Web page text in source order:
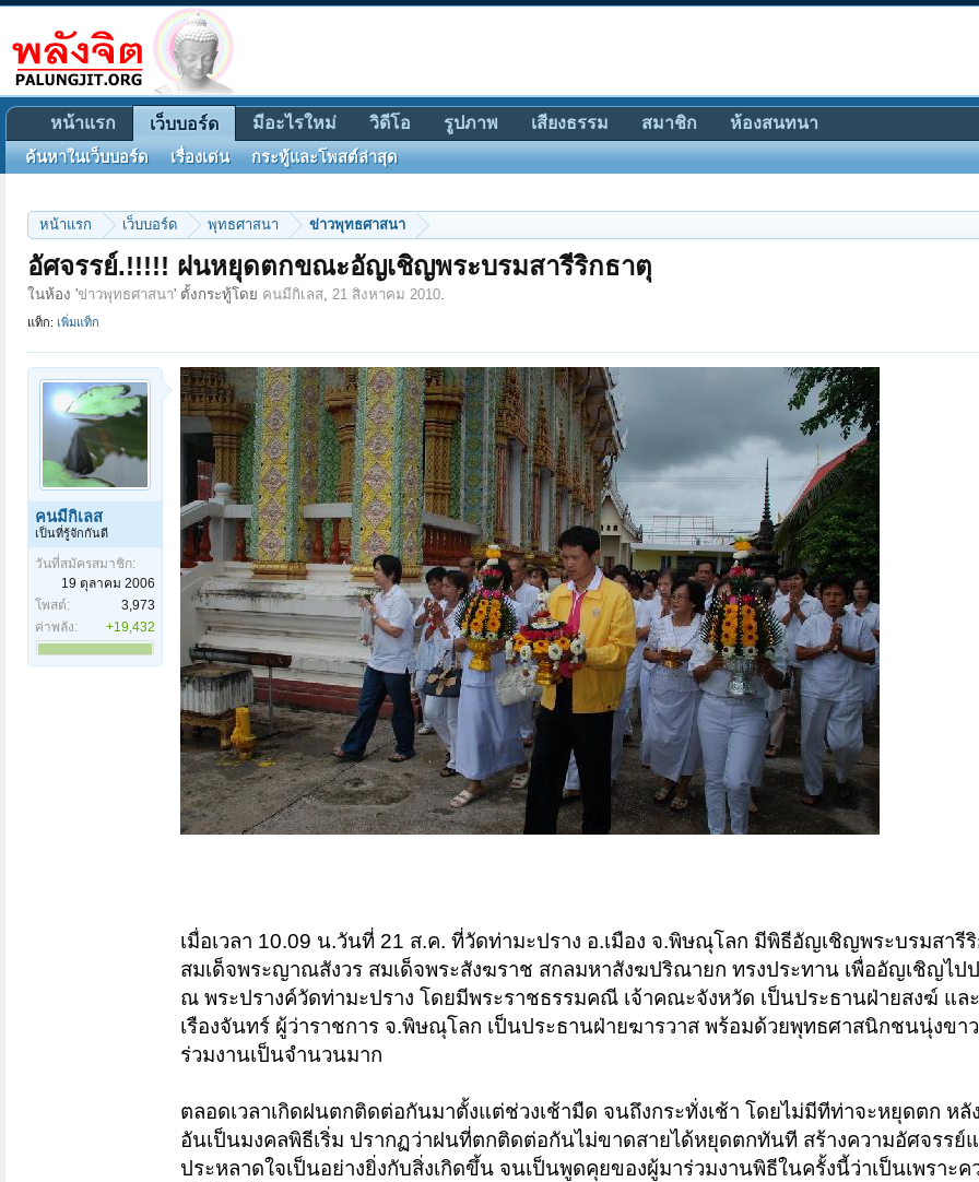
หน้าแรก เว็บบอร์ด พุทธศาสนา ข่าวพุทธศาสนา
อัศจรรย์.!!!!! ฝนหยุดตกขณะอัญเชิญพระบรมสารีริกธาตุ
ในห้อง 'ข่าวพุทธศาสนา' ตั้งกระทู้โดย คนมีกิเลส, 21 สิงหาคม 2010.
แท็ก: เพิ่มแท็ก
คนมีกิเลส
เป็นที่รู้จักกันดี
วันที่สมัครสมาชิก:
19 ตุลาคม 2006
โพสต์:
3,973
ค่าพลัง:
+19,432
เมื่อเวลา 10.09 น.วันที่ 21 ส.ค. ที่วัดท่ามะปราง อ.เมือง จ.พิษณุโลก มีพิธีอัญเชิญพระบรมสารี
สมเด็จพระญาณสังวร สมเด็จพระสังฆราช สกลมหาสังฆปริณายก ทรงประทาน เพื่ออัญเชิญไป
ณ พระปรางค์วัดท่ามะปราง โดยมีพระราชธรรมคณี เจ้าคณะจังหวัด เป็นประธานฝ่ายสงฆ์ แล
เรืองจันทร์ ผู้ว่าราชการ จ.พิษณุโลก เป็นประธานฝ่ายฆารวาส พร้อมด้วยพุทธศาสนิกชนนุ่งขา
ร่วมงานเป็นจำนวนมาก
ตลอดเวลาเกิดฝนตกติดต่อกันมาตั้งแต่ช่วงเช้ามืด จนถึงกระทั่งเช้า โดยไม่มีทีท่าจะหยุดตก หลั
อันเป็นมงคลพิธีเริ่ม ปรากฏว่าฝนที่ตกติดต่อกันไม่ขาดสายได้หยุดตกทันที สร้างความอัศจรรย์
ประหลาดใจเป็นอย่างยิ่งกับสิ่งเกิดขึ้น จนเป็นพูดคุยของผู้มาร่วมงานพิธีในครั้งนี้ว่าเป็นเพราะค
หน้าแรก เว็บบอร์ด
ค้นหาในเว็บบอร์ด เรื่องเด่น กระทู้และโพสต์ล่าสุด
มีอะไรใหม่ วิดีโอ รูปภาพ เสียงธรรม สมาชิก ห้องสนทนา